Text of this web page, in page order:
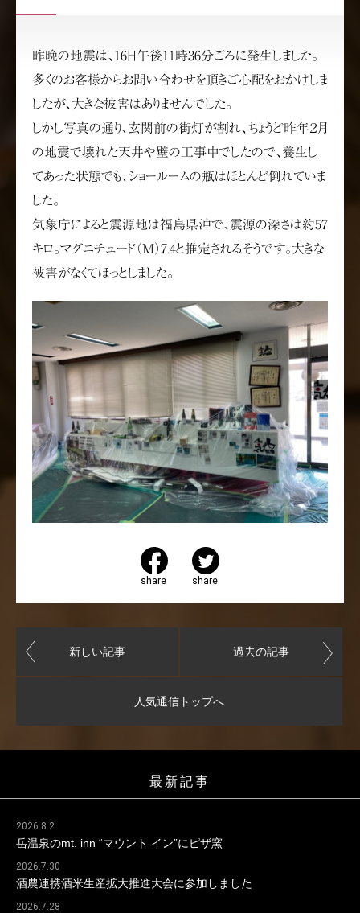
昨晩の地震は、16日午後11時36分ごろに発生しました。
多くのお客様からお問い合わせを頂きご心配をおかけしま
したが、大きな被害はありませんでした。
しかし写真の通り、玄関前の街灯が割れ、ちょうど昨年２月
の地震で壊れた天井や壁の工事中でしたので、養生し
てあった状態でも、ショールームの瓶はほとんど倒れていま
した。
気象庁によると震源地は福島県沖で、震源の深さは約57
キロ。マグニチュード（M）7.4と推定されるそうです。大きな
被害がなくてほっとしました。
share share
新しい記事
人気通信トップへ
過去の記事
最新記事
2026.8.2
岳温泉のmt. inn “マウント イン”にピザ窯
2026.7.30
酒農連携酒米生産拡大推進大会に参加しました
2026.7.28